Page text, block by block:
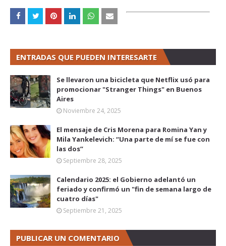
ENTRADAS QUE PUEDEN INTERESARTE
Se llevaron una bicicleta que Netflix usó para
promocionar "Stranger Things" en Buenos
Aires
Noviembre 24, 2025
El mensaje de Cris Morena para Romina Yan y
Mila Yankelevich: “Una parte de mí se fue con
las dos”
Septiembre 28, 2025
Calendario 2025: el Gobierno adelantó un
feriado y confirmó un "fin de semana largo de
cuatro días"
Septiembre 21, 2025
PUBLICAR UN COMENTARIO